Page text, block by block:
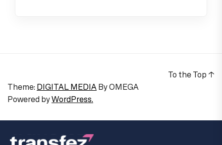
Theme: DIGITAL MEDIAByOMEGA
Powered byWordPress.
To the Top ↑